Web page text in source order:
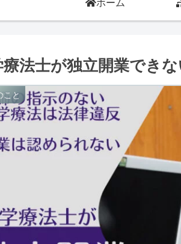
療法士が独立開業でき
こと